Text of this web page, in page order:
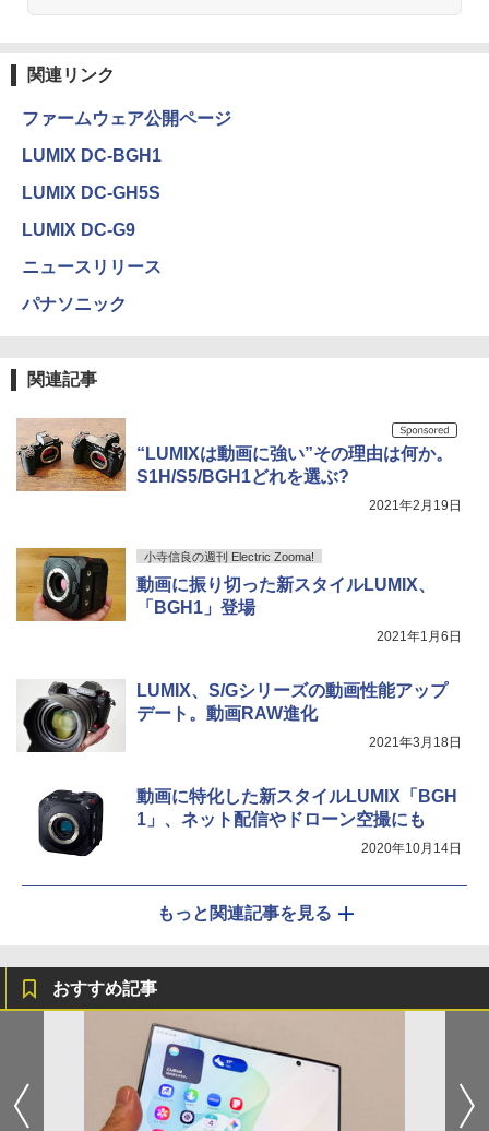
関連リンク
ファームウェア公開ページ
LUMIX DC-BGH1
LUMIX DC-GH5S
LUMIX DC-G9
ニュースリリース
パナソニック
関連記事
“LUMIXは動画に強い”その理由は何か。
S1H/S5/BGH1どれを選ぶ?
2021年2月19日
小寺信良の週刊 Electric Zooma!
動画に振り切った新スタイルLUMIX、
「BGH1」登場
2021年1月6日
LUMIX、S/Gシリーズの動画性能アップ
デート。動画RAW進化
2021年3月18日
動画に特化した新スタイルLUMIX「BGH
1」、ネット配信やドローン空撮にも
2020年10月14日
もっと関連記事を見る
おすすめ記事